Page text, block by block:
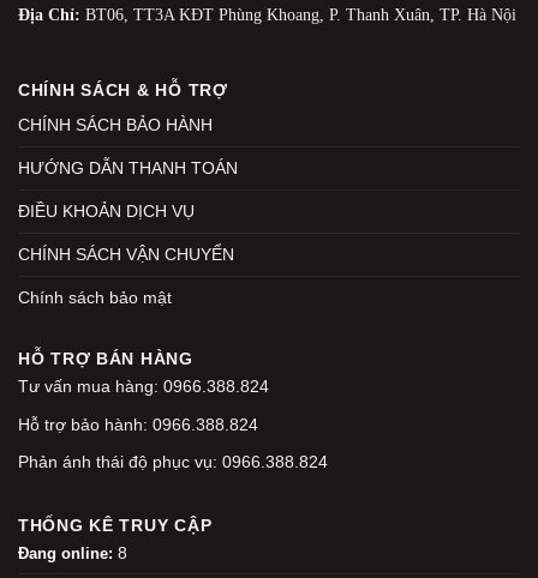
Địa Chỉ: BT06, TT3A KĐT Phùng Khoang, P. Thanh Xuân, TP. Hà Nội
CHÍNH SÁCH & HỖ TRỢ
CHÍNH SÁCH BẢO HÀNH
HƯỚNG DẪN THANH TOÁN
ĐIỀU KHOẢN DỊCH VỤ
CHÍNH SÁCH VẬN CHUYỂN
Chính sách bảo mật
HỖ TRỢ BÁN HÀNG
Tư vấn mua hàng: 0966.388.824
Hỗ trợ bảo hành: 0966.388.824
Phản ánh thái độ phục vụ: 0966.388.824
THỐNG KÊ TRUY CẬP
Đang online: 8